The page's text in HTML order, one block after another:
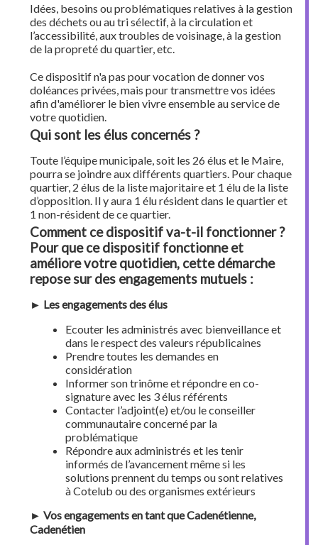
Idées, besoins ou problématiques relatives à la gestion
des déchets ou au tri sélectif, à la circulation et
l’accessibilité, aux troubles de voisinage, à la gestion
de la propreté du quartier, etc.
Ce dispositif n'a pas pour vocation de donner vos
doléances privées, mais pour transmettre vos idées
afin d'améliorer le bien vivre ensemble au service de
votre quotidien.
Qui sont les élus concernés ?
Toute l’équipe municipale, soit les 26 élus et le Maire,
pourra se joindre aux différents quartiers. Pour chaque
quartier, 2 élus de la liste majoritaire et 1 élu de la liste
d’opposition. Il y aura 1 élu résident dans le quartier et
1 non-résident de ce quartier.
Comment ce dispositif va-t-il fonctionner ?
Pour que ce dispositif fonctionne et
améliore votre quotidien, cette démarche
repose sur des engagements mutuels :
► Les engagements des élus
Ecouter les administrés avec bienveillance et
dans le respect des valeurs républicaines
Prendre toutes les demandes en
considération
Informer son trinôme et répondre en co-
signature avec les 3 élus référents
Contacter l’adjoint(e) et/ou le conseiller
communautaire concerné par la
problématique
Répondre aux administrés et les tenir
informés de l’avancement même si les
solutions prennent du temps ou sont relatives
à Cotelub ou des organismes extérieurs
► Vos engagements en tant que Cadenétienne,
Cadenétien